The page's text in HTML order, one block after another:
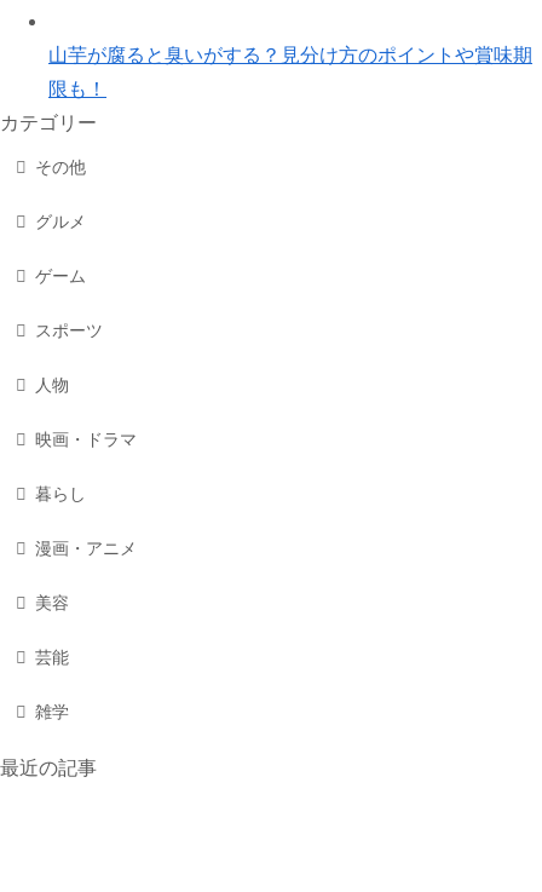
山芋が腐ると臭いがする？見分け方のポイントや賞味期
限も！
カテゴリー
その他
グルメ
ゲーム
スポーツ
人物
映画・ドラマ
暮らし
漫画・アニメ
美容
芸能
雑学
最近の記事